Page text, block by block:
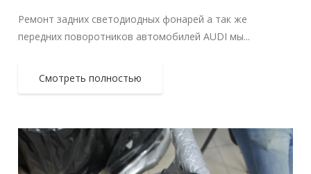
Ремонт задних светодиодных фонарей а так же
передних поворотников автомобилей AUDI мы...
Смотреть полностью